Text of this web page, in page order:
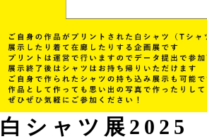
白シャツ展2025